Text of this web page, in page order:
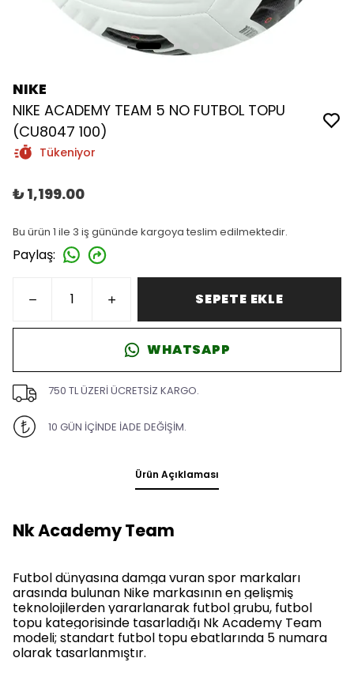
NIKE
NIKE ACADEMY TEAM 5 NO FUTBOL TOPU
(CU8047 100)
Tükeniyor
₺ 1,199.00
Bu ürün 1 ile 3 iş gününde kargoya teslim edilmektedir.
Paylaş:
SEPETE EKLE
WHATSAPP
750 TL ÜZERİ ÜCRETSİZ KARGO.
10 GÜN İÇİNDE İADE DEĞİŞİM.
Ürün Açıklaması
Nk Academy Team
Futbol dünyasına damga vuran spor markaları
arasında bulunan Nike markasının en gelişmiş
teknolojilerden yararlanarak futbol grubu, futbol
topu kategorisinde tasarladığı Nk Academy Team
modeli; standart futbol topu ebatlarında 5 numara
olarak tasarlanmıştır.